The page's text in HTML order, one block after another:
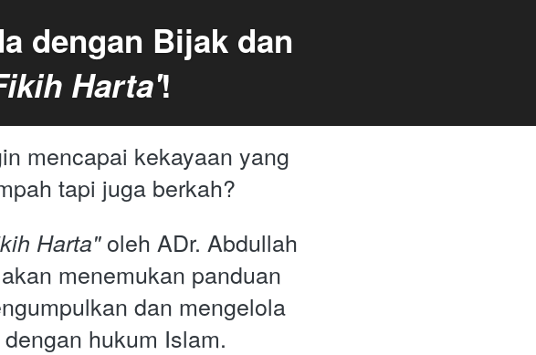
dengan Bijak dan
Harta'!
mencapai kekayaan yang
tapi juga berkah?
Harta" oleh ADr. Abdullah
menemukan panduan
dan mengelola
hukum Islam.